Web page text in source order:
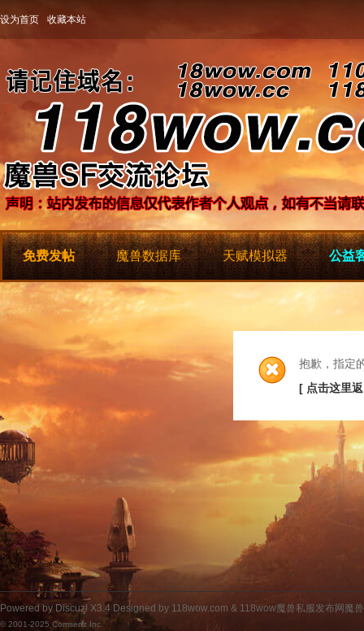
设为首页 收藏本站
免费发帖 魔兽数据库 天赋模拟器 公益
抱歉，指定
[ 点击这里
Powered by Discuz! X3.4 Designed by 118wow.com & 118wow魔兽私服发布网魔
© 2001-2025 Comsenz Inc.